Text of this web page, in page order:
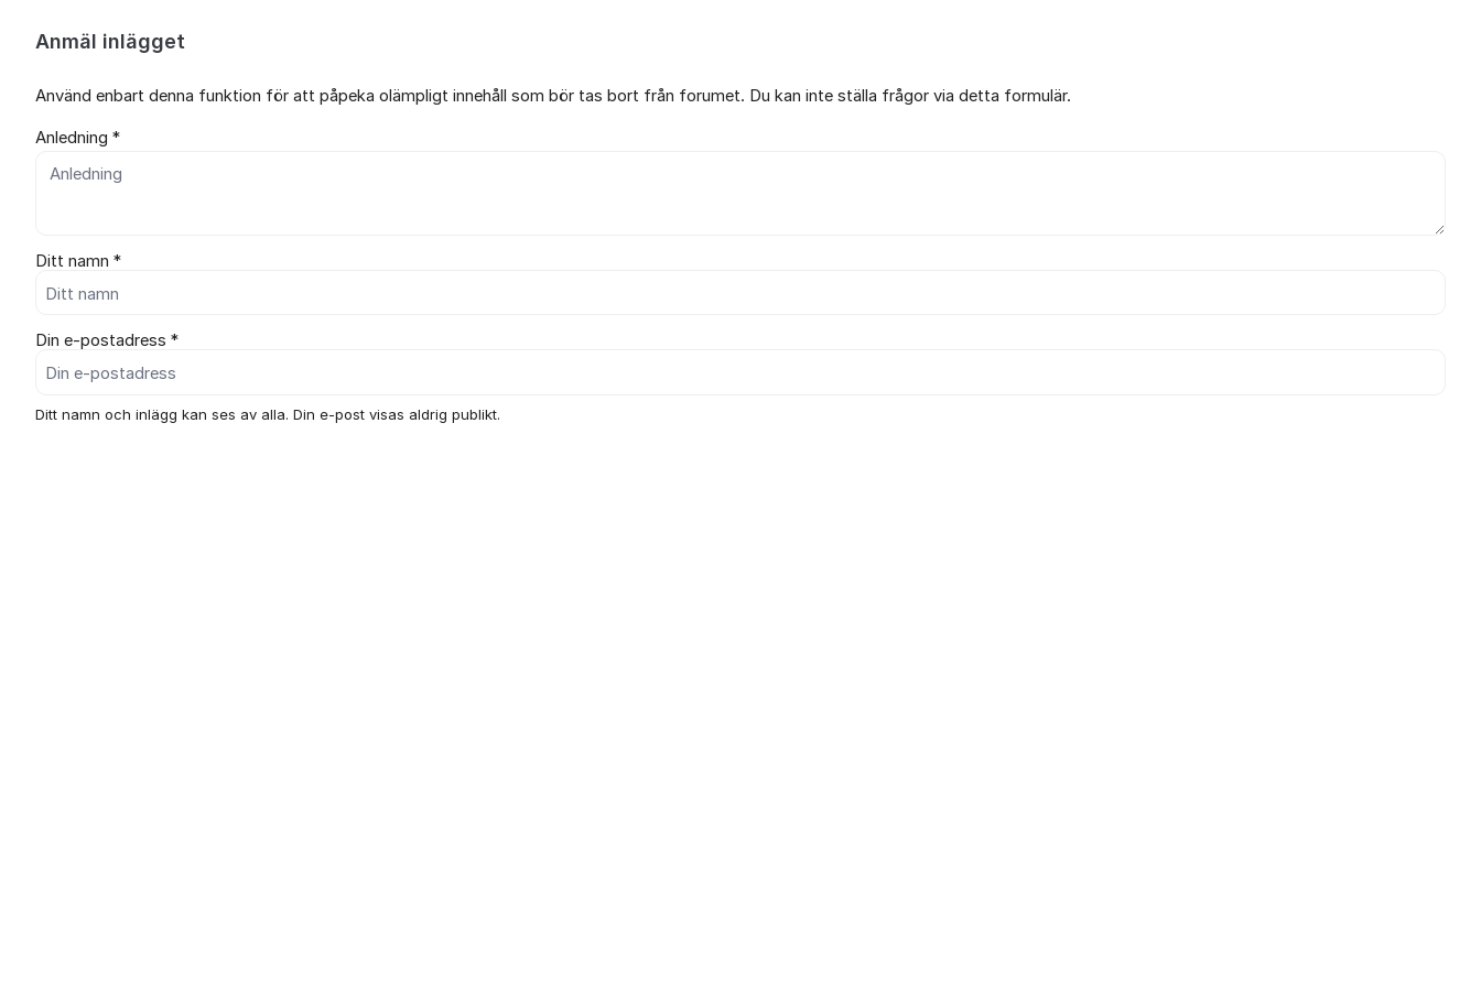
Anmäl inlägget
Använd enbart denna funktion för att påpeka olämpligt innehåll som bör tas bort från forumet. Du kan inte ställa frågor via detta formulär.
Anledning *
Ditt namn *
Din e-postadress *
Ditt namn och inlägg kan ses av alla. Din e-post visas aldrig publikt.